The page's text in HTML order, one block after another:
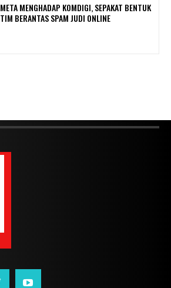
META MENGHADAP KOMDIGI, SEPAKAT BENTUK
TIM BERANTAS SPAM JUDI ONLINE